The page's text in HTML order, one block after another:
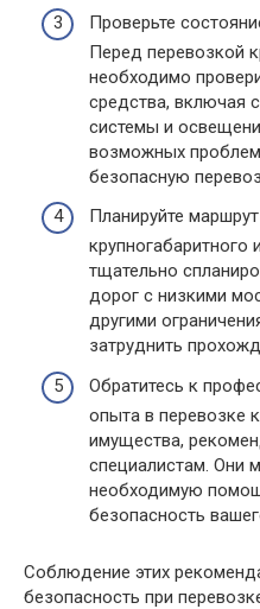
Проверьте
Перед перевозкой
необходимо
средства, включая
системы и
возможных
безопасную
Планируйте
крупногабаритного
тщательно
дорог с низкими
другими
затруднить
Обратитесь к
опыта в перевозке
имущества,
специалистам. Они
необходимую
безопасность
Соблюдение этих
безопасность при